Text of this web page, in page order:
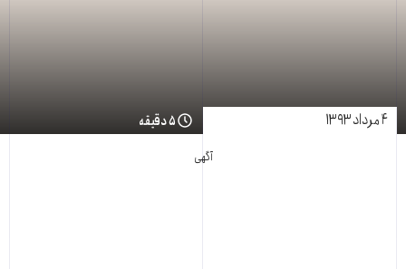
۴ مرداد ۱۳۹۳ ۵ دقیقه
آگهی